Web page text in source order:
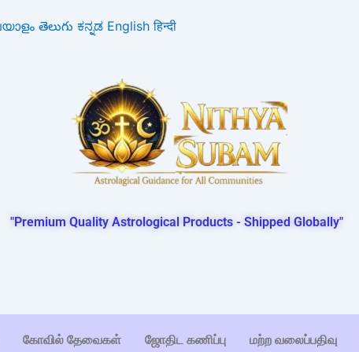
తెలుగు ಕನ್ನಡ English हिन्दी
"Premium Quality Astrological Products - Shipped Globally"
கோவில் தேவைகள் ஜோதிட கணிப்பு மற்ற வலைப்பதிவு